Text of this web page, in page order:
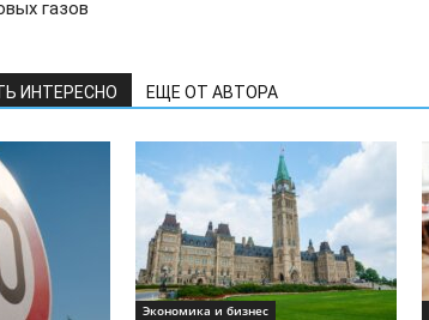
газов
ИНТЕРЕСНО ЕЩЕ ОТ АВТОРА
Экономика и бизнес